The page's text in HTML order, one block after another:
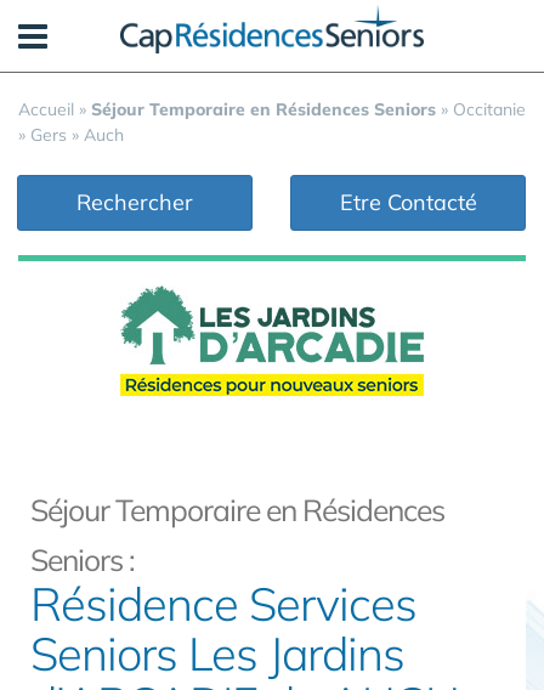
Accueil » Séjour Temporaire en Résidences Seniors » Occitanie
» Gers » Auch
Rechercher Etre Contacté
Séjour Temporaire en Résidences
Seniors :
Résidence Services
Seniors Les Jardins